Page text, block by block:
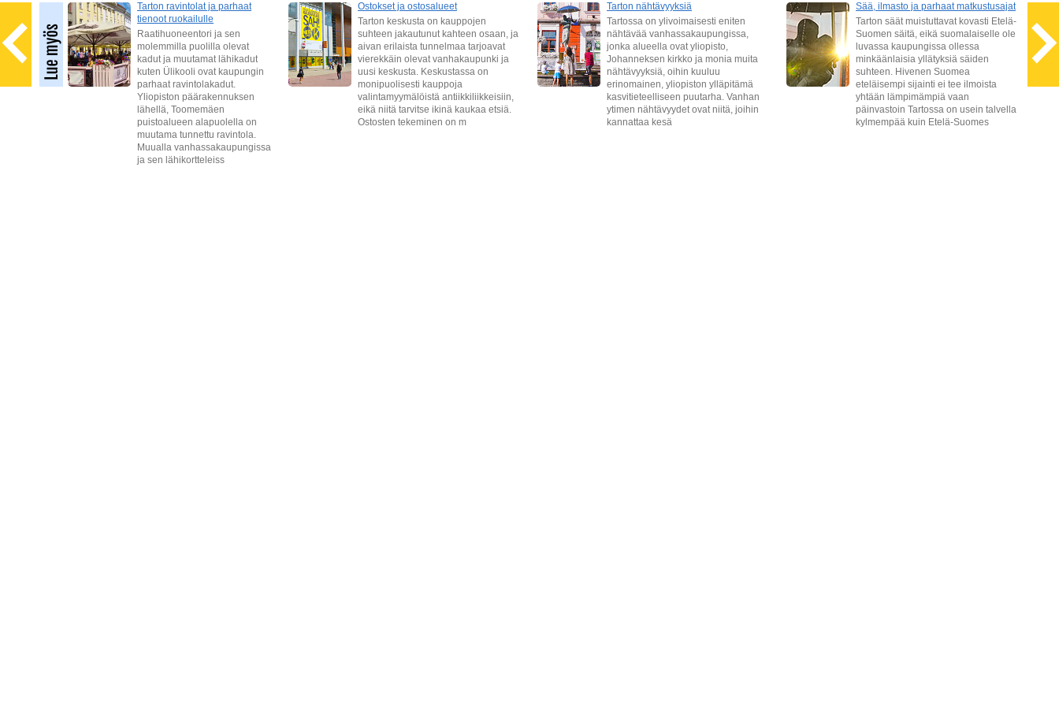
tai
Tarton ravintolat ja parhaat
tienoot ruokailulle
Raatihuoneentori ja sen
molemmilla puolilla olevat
kadut ja muutamat lähikadut
kuten Ülikooli ovat kaupungin
parhaat ravintolakadut.
Yliopiston päärakennuksen
lähellä, Toomemäen
puistoalueen alapuolella on
muutama tunnettu ravintola.
Muualla vanhassakaupungissa
ja sen lähikortteleiss
Ostokset ja ostosalueet
Tarton keskusta on kauppojen
suhteen jakautunut kahteen osaan, ja
aivan erilaista tunnelmaa tarjoavat
vierekkäin olevat vanhakaupunki ja
uusi keskusta. Keskustassa on
monipuolisesti kauppoja
valintamyymälöistä antiikkiliikkeisiin,
eikä niitä tarvitse ikinä kaukaa etsiä.
Ostosten tekeminen on m
Tarton nähtävyyksiä
Tartossa on ylivoimaisesti eniten
nähtävää vanhassakaupungissa,
jonka alueella ovat yliopisto,
Johanneksen kirkko ja monia muita
nähtävyyksiä, oihin kuuluu
erinomainen, yliopiston ylläpitämä
kasvitieteelliseen puutarha. Vanhan
ytimen nähtävyydet ovat niitä, joihin
kannattaa kesä
Sää, ilmasto ja parhaat matkustusajat
Tarton säät muistuttavat kovasti Etelä-
Suomen säitä, eikä suomalaiselle ole
luvassa kaupungissa ollessa
minkäänlaisia yllätyksiä säiden
suhteen. Hivenen Suomea
eteläisempi sijainti ei tee ilmoista
yhtään lämpimämpiä vaan
päinvastoin Tartossa on usein talvella
kylmempää kuin Etelä-Suomes